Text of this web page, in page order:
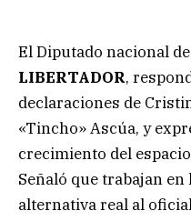
El Diputado nacional
LIBERTADOR,
declaraciones de
«Tincho» Ascúa, y
crecimiento del
Señaló que trabajan
alternativa real al